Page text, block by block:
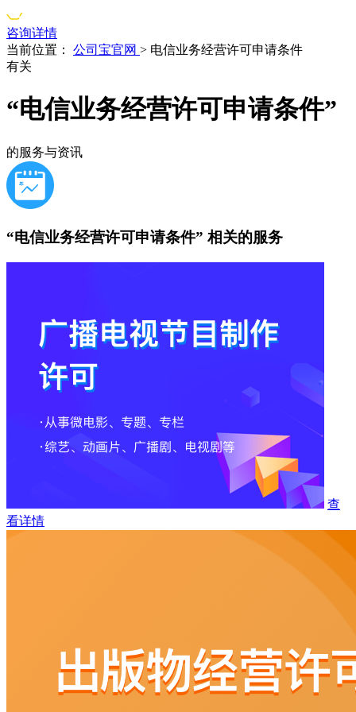
咨询详情
当前位置：
公司宝官网 > 电信业务经营许可申请条件
有关
“电信业务经营许可申请条件”
的服务与资讯
“电信业务经营许可申请条件” 相关的服务
查
看详情